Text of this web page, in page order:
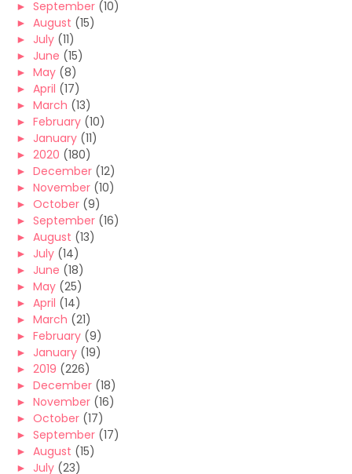
► September (10)
► August (15)
► July (11)
► June (15)
► May (8)
► April (17)
► March (13)
► February (10)
► January (11)
► 2020 (180)
► December (12)
► November (10)
► October (9)
► September (16)
► August (13)
► July (14)
► June (18)
► May (25)
► April (14)
► March (21)
► February (9)
► January (19)
► 2019 (226)
► December (18)
► November (16)
► October (17)
► September (17)
► August (15)
► July (23)